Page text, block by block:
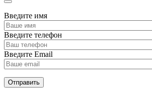
Введите имя
Введите телефон
Введите Email
Отправить